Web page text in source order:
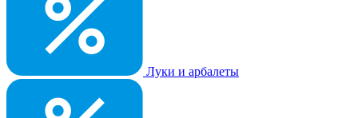
Луки и арбалеты